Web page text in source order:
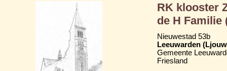
RK klooster
de H Familie
Nieuwestad 53b
Leeuwarden
Gemeente
Friesland